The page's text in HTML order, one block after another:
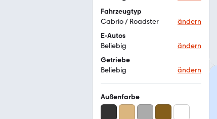
Fahrzeugtyp
Cabrio / Roadster
ändern
E-Autos
Beliebig
ändern
Getriebe
Beliebig
ändern
Außenfarbe